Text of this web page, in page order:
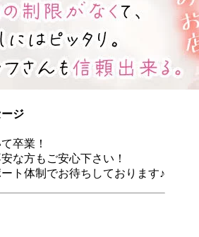
ジ
卒業！
な方もご安心下さい！
ト体制でお待ちしております♪